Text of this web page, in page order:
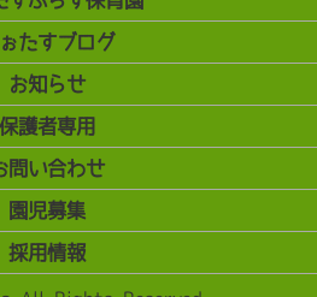
たすブログ
お知らせ
保護者専用
問い合わせ
園児募集
採用情報